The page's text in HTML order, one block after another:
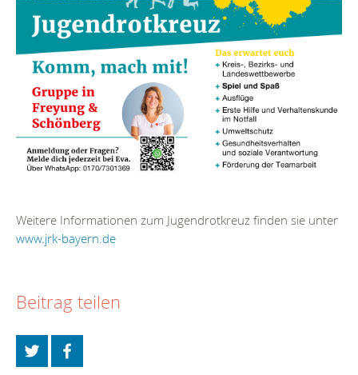
Weitere Informationen zum Jugendrotkreuz finden sie unter
www.jrk-bayern.de
Beitrag teilen